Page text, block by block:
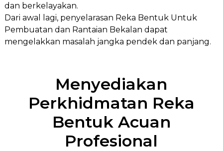
dan berkelayakan.
Dari awal lagi, penyelarasan Reka Bentuk Untuk
Pembuatan dan Rantaian Bekalan dapat
mengelakkan masalah jangka pendek dan panjang.
Menyediakan
Perkhidmatan Reka
Bentuk Acuan
Profesional